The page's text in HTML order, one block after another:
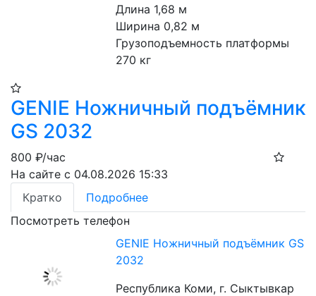
Длина 1,68 м
Ширина 0,82 м
Грузоподъемность платформы
270 кг
​GENIE Ножничный подъёмник
GS 2032​
800 ₽/час
На сайте с 04.08.2026 15:33
Кратко
Подробнее
Посмотреть телефон
​GENIE Ножничный подъёмник GS
2032​
Республика Коми, г. Сыктывкар